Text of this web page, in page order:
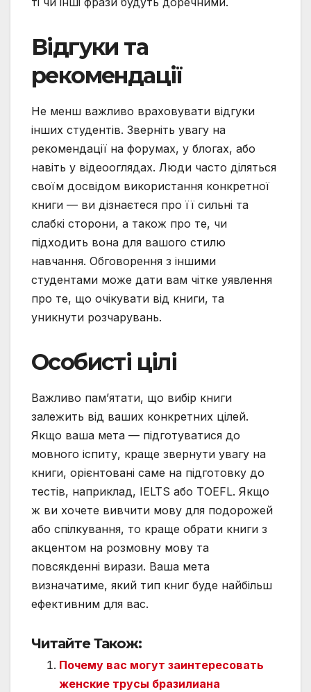
Відгуки та
рекомендації
Не менш важливо враховувати відгуки
інших студентів. Зверніть увагу на
рекомендації на форумах, у блогах, або
навіть у відеооглядах. Люди часто діляться
своїм досвідом використання конкретної
книги — ви дізнаєтеся про її сильні та
слабкі сторони, а також про те, чи
підходить вона для вашого стилю
навчання. Обговорення з іншими
студентами може дати вам чітке уявлення
про те, що очікувати від книги, та
уникнути розчарувань.
Особисті цілі
Важливо пам’ятати, що вибір книги
залежить від ваших конкретних цілей.
Якщо ваша мета — підготуватися до
мовного іспиту, краще звернути увагу на
книги, орієнтовані саме на підготовку до
тестів, наприклад, IELTS або TOEFL. Якщо
ж ви хочете вивчити мову для подорожей
або спілкування, то краще обрати книги з
акцентом на розмовну мову та
повсякденні вирази. Ваша мета
визначатиме, який тип книг буде найбільш
ефективним для вас.
Читайте Також:
Почему вас могут заинтересовать
женские трусы бразилиана